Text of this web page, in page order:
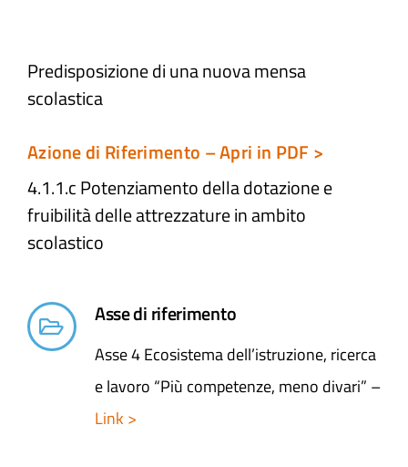
Notizie
Progetti
Predisposizione di una nuova mensa
scolastica
Azione di Riferimento – Apri in PDF >
4.1.1.c Potenziamento della dotazione e
fruibilità delle attrezzature in ambito
scolastico
Asse di riferimento
Asse 4 Ecosistema dell’istruzione, ricerca
e lavoro “Più competenze, meno divari” –
Link >